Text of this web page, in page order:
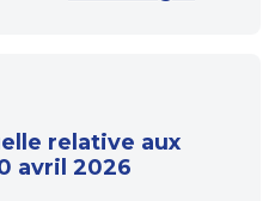
relative aux
avril 2026